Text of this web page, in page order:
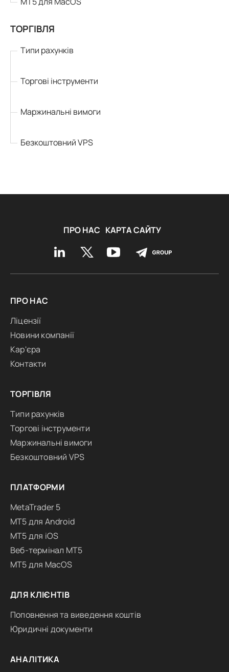
ТОРГІВЛЯ
Типи рахунків
Торгові інструменти
Маржинальні вимоги
Безкоштовний VPS
ПРО НАС КАРТА САЙТУ
ПРО НАС
Ліцензії
Новини компанії
Кар'єра
Контакти
ТОРГІВЛЯ
Типи рахунків
Торгові інструменти
Маржинальні вимоги
Безкоштовний VPS
ПЛАТФОРМИ
MetaTrader 5
MT5 для Android
MT5 для iOS
Веб-термінал MT5
MT5 для MacOS
ДЛЯ КЛІЄНТІВ
Поповнення та виведення коштів
Юридичні документи
АНАЛІТИКА